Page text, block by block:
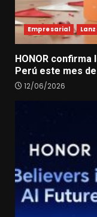
Empresarial
HONOR confirma
Perú este mes
12/06/2026